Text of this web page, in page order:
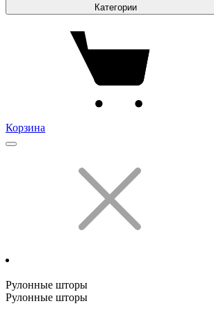
Категории
Корзина
Рулонные шторы
Рулонные шторы